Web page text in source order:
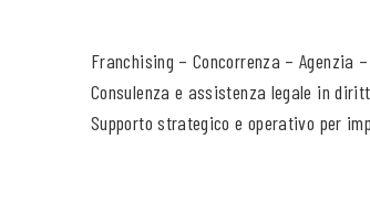
Franchising – Concorrenza – Agenzia
Consulenza e assistenza legale in
Supporto strategico e operativo per